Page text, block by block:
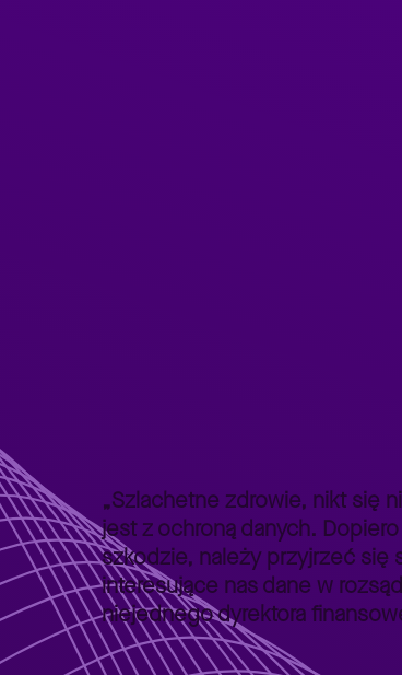
„Szlachetne zdrowie, nikt się
jest z ochroną danych.
szkodzie, należy przyjrzeć się
interesujące nas dane w
niejednego dyrektora